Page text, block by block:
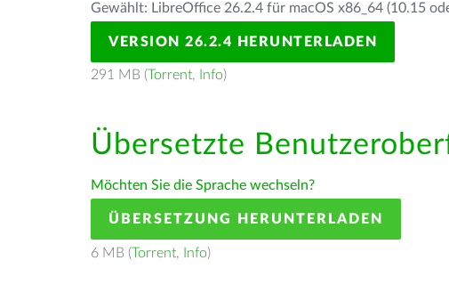
Gewählt: LibreOffice 26.2.4 für macOS x86_64 (10.15
VERSION 26.2.4 HERUNTERLADEN
291 MB (Torrent, Info)
Übersetzte
Möchten Sie die Sprache wechseln?
ÜBERSETZUNG HERUNTERLADEN
6 MB (Torrent, Info)